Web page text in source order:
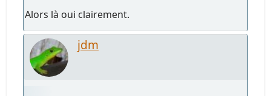
Alors là oui clairement.
jdm